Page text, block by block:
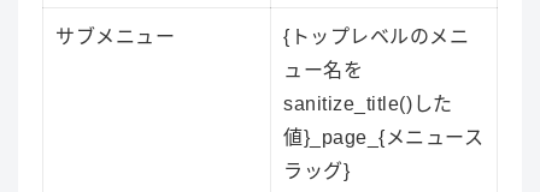
サブメニュー
{トップレベルのメニ
ュー名を
sanitize_title()した
値}_page_{メニュース
ラッグ}